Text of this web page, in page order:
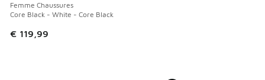
Femme Chaussures
Core Black - White - Core Black
€ 119,99